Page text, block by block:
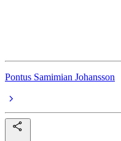
Pontus Samimian Johansson